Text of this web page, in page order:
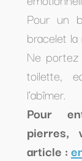
Pour un
bracelet la
Ne
toilette,
l'abîmer.
Pour
pierres,
article :